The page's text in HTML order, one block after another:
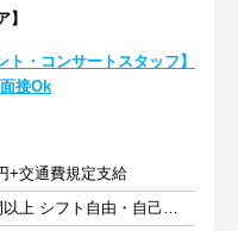
ト・コンサートスタッフ】
接Ok
+交通費規定支給
週1日以上 1日1時間以上 シフト自由・自己申告